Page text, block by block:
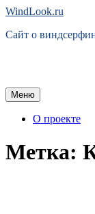
Перейти
содержимому
WindLook.ru
Сайт о
Меню
О проекте
Метка: